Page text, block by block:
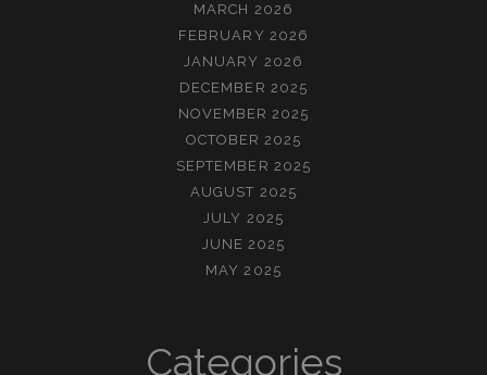
MARCH 2026
FEBRUARY 2026
JANUARY 2026
DECEMBER 2025
NOVEMBER 2025
OCTOBER 2025
SEPTEMBER 2025
AUGUST 2025
JULY 2025
JUNE 2025
MAY 2025
Categories